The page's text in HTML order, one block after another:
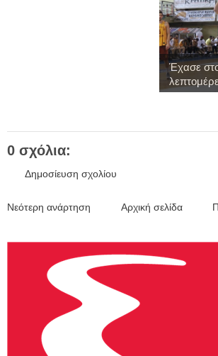
Έχασε στο
0 σχόλια:
Δημοσίευση σχολίου
Νεότερη ανάρτηση Αρχική σελίδα